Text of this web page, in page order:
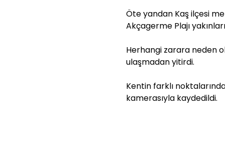
Öte yandan Kaş ilçesi
Akçagerme Plajı
Herhangi zarara neden
ulaşmadan yitirdi.
Kentin farklı
kamerasıyla kaydedildi.